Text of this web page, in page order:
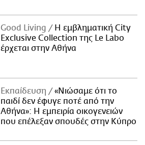
Good Living
Η εμβληματική City
Exclusive Collection της Le Labo
έρχεται στην Αθήνα
Εκπαίδευση
«Νιώσαμε ότι το
παιδί δεν έφυγε ποτέ από την
Αθήνα»: Η εμπειρία οικογενειών
που επέλεξαν σπουδές στην Κύπρο